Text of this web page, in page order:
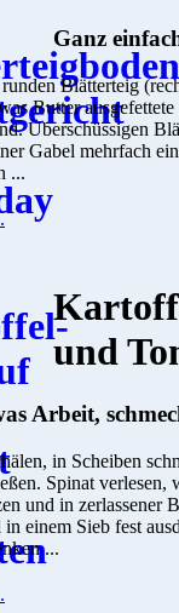
Ganz
Blätterteig
Butter
Überschüssigen
Gabel mehrfach
...
und
Arbeit,
in Scheiben
Spinat
und in zerlassener
einem Sieb fest
...